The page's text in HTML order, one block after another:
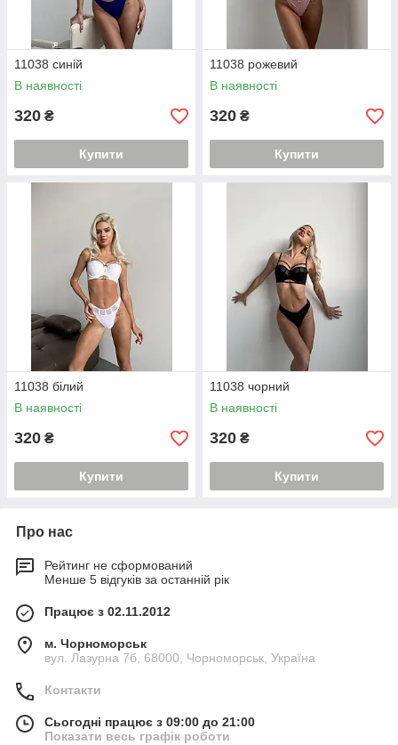
11038 синій
В наявності
320 ₴
Купити
11038 рожевий
В наявності
320 ₴
Купити
11038 білий
В наявності
320 ₴
Купити
11038 чорний
В наявності
320 ₴
Купити
Про нас
Рейтинг не сформований
Менше 5 відгуків за останній рік
Працює з 02.11.2012
м. Чорноморськ
вул. Лазурна 7б, 68000, Чорноморськ, Україна
Контакти
Сьогодні працює з 09:00 до 21:00
Показати весь графік роботи